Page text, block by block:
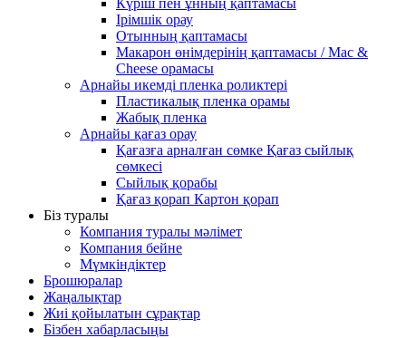
Күріш пен ұнның қаптамасы
Ірімшік орау
Отынның қаптамасы
Макарон өнімдерінің қаптамасы / Mac &
Cheese орамасы
Арнайы икемді пленка роликтері
Пластикалық пленка орамы
Жабық пленка
Арнайы қағаз орау
Қағазға арналған сөмке Қағаз сыйлық
сөмкесі
Сыйлық қорабы
Қағаз қорап Картон қорап
Біз туралы
Компания туралы мәлімет
Компания бейне
Мүмкіндіктер
Брошюралар
Жаңалықтар
Жиі қойылатын сұрақтар
Бізбен хабарласыңы